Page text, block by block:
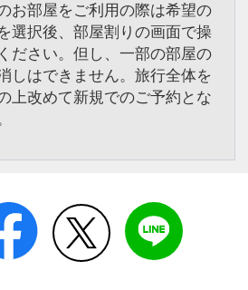
お部屋をご利用の際は希望の
選択後、部屋割りの画面で操
ださい。但し、一部の部屋の
しはできません。旅行全体を
上改めて新規でのご予約とな